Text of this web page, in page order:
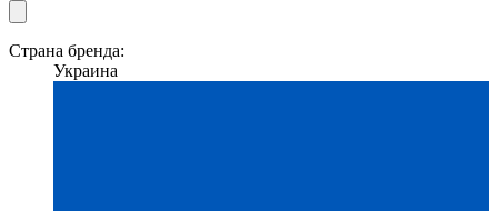
Страна бренда:
Украина